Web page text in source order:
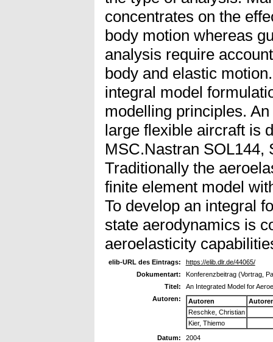
concentrates on the
body motion whereas
analysis require
body and elastic
integral model
modelling principles.
large flexible aircraft is
MSC.Nastran SOL144,
Traditionally the
finite element model
To develop an integral
state aerodynamics is
aeroelasticity
elib-URL des Eintrags:
https://elib.dlr.de/44065/
Dokumentart:
Konferenzbeitrag (Vortrag,
Titel:
An Integrated Model for
Autoren:
Autoren
Reschke, Christian
Kier, Thiemo
Datum:
2004